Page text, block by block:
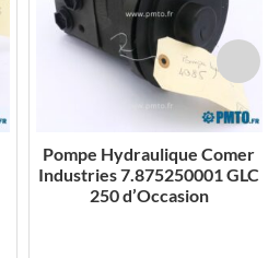
Pompe Hydraulique Comer
Industries 7.875250001 GLC
250 d’Occasion